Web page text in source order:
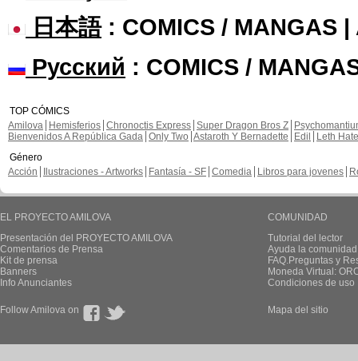
日本語: COMICS / MANGAS |
Русский : COMICS /
TOP CÓMICS
Amilova
Hemisferios Chronoctis Express Super Dragon Bros Z
Bienvenidos A República Gada Only Two Astaroth Y Bernadette Edil
Leth Hate
Género
Acción
Ilustraciones - Artworks Fantasía - SF Comedia Libros para jovenes
EL PROYECTO AMILOVA
Presentación del PROYECTO AMILOVA
Comentarios de Prensa
Kit de prensa
Banners
Info Anunciantes
COMUNIDAD
Tutorial del lector
Ayuda la
FAQ.Preguntas y
Moneda Virtual:
Condiciones de uso
Follow Amilova on Mapa del sitio